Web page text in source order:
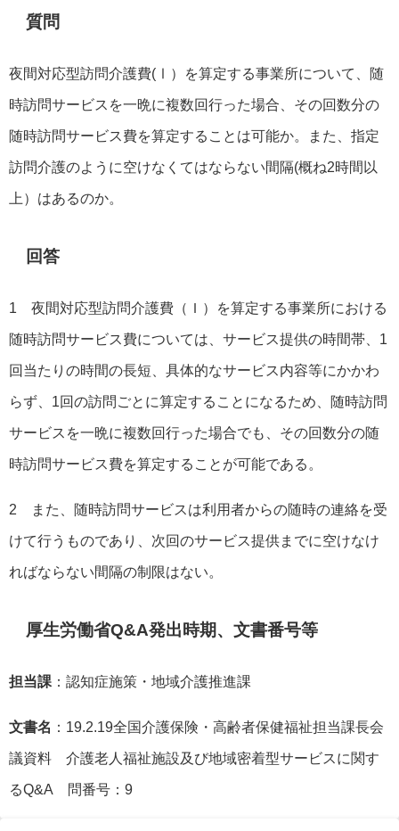
質問
夜間対応型訪問介護費(Ⅰ）を算定する事業所について、随
時訪問サービスを一晩に複数回行った場合、その回数分の
随時訪問サービス費を算定することは可能か。また、指定
訪問介護のように空けなくてはならない間隔(概ね2時間以
上）はあるのか。
回答
1 夜間対応型訪問介護費（Ｉ）を算定する事業所における
随時訪問サービス費については、サービス提供の時間帯、1
回当たりの時間の長短、具体的なサービス内容等にかかわ
らず、1回の訪問ごとに算定することになるため、随時訪問
サービスを一晩に複数回行った場合でも、その回数分の随
時訪問サービス費を算定することが可能である。
2 また、随時訪問サービスは利用者からの随時の連絡を受
けて行うものであり、次回のサービス提供までに空けなけ
ればならない間隔の制限はない。
厚生労働省Q&A発出時期、文書番号等
担当課 ：認知症施策・地域介護推進課
文書名 ：19.2.19全国介護保険・高齢者保健福祉担当課長会
議資料 介護老人福祉施設及び地域密着型サービスに関す
るQ&A 問番号：9